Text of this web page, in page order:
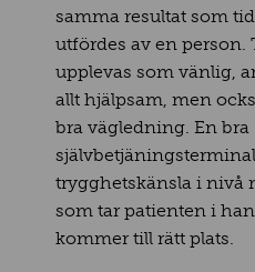
samma resultat som
utfördes av en person.
upplevas som vänlig,
allt hjälpsam, men
bra vägledning. En bra
trygghetskänsla i nivå
som tar patienten i
kommer till rätt plats.